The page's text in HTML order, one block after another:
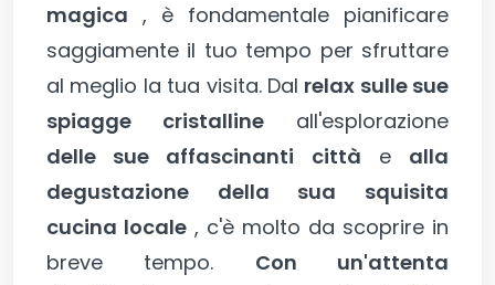
magica , è fondamentale pianificare
saggiamente il tuo tempo per sfruttare
al meglio la tua visita. Dal relax sulle sue
spiagge cristalline all'esplorazione
delle sue affascinanti città e alla
degustazione della sua squisita
cucina locale , c'è molto da scoprire in
breve tempo. Con un'attenta